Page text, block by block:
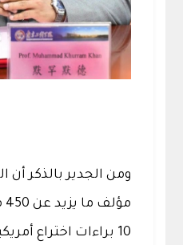
ومن الجدير بالذكر أن
10 براءات اختراع